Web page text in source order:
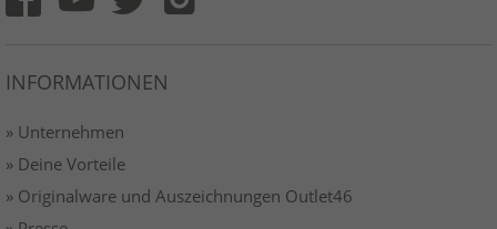
INFORMATIONEN
» Unternehmen
» Deine Vorteile
» Originalware und Auszeichnungen Outlet46